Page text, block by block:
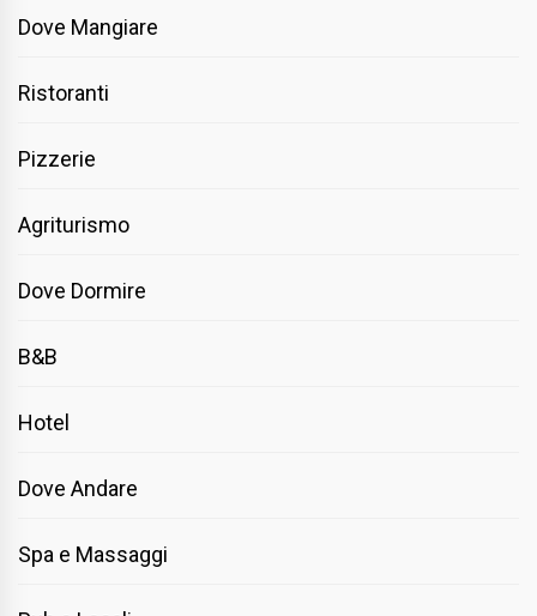
Dove Mangiare
Ristoranti
Pizzerie
Agriturismo
Dove Dormire
B&B
Hotel
Dove Andare
Spa e Massaggi